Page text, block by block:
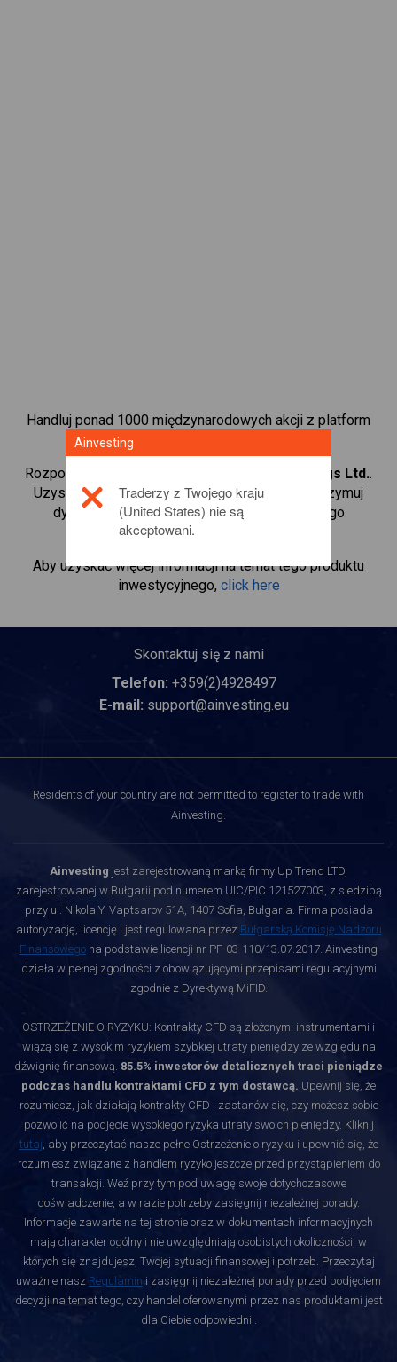
Handluj ponad 1000 międzynarodowych akcji z platform
handlową CFD od Ainvesting.
Rozpocznij handel kontraktami CFD w
Nu Holdings Ltd..
Uzyskaj notowania w czasie rzeczywistym i otrzymuj
dywidendy tak, jak w przypadku rzeczywistego
posiadania akcji.
Aby uzyskać więcej informacji na temat tego produktu
inwestycyjnego, click here
Skontaktuj się z nami
Telefon: +359(2)4928497
E-mail: support@ainvesting.eu
Residents of your country are not permitted to register to trade with
Ainvesting.
Ainvesting jest zarejestrowaną marką firmy Up Trend LTD,
zarejestrowanej w Bułgarii pod numerem UIC/PIC 121527003, z siedzibą
przy ul. Nikola Y. Vaptsarov 51A, 1407 Sofia, Bułgaria. Firma posiada
autoryzację, licencję i jest regulowana przez Bułgarską Komisję Nadzoru
Finansowego na podstawie licencji nr РГ-03-110/13.07.2017. Ainvesting
działa w pełnej zgodności z obowiązującymi przepisami regulacyjnymi
zgodnie z Dyrektywą MiFID.
OSTRZEŻENIE O RYZYKU: Kontrakty CFD są złożonymi instrumentami i
wiążą się z wysokim ryzykiem szybkiej utraty pieniędzy ze względu na
dźwignię finansową. 85.5% inwestorów detalicznych traci pieniądze
podczas handlu kontraktami CFD z tym dostawcą. Upewnij się, że
rozumiesz, jak działają kontrakty CFD i zastanów się, czy możesz sobie
pozwolić na podjęcie wysokiego ryzyka utraty swoich pieniędzy. Kliknij
tutaj, aby przeczytać nasze pełne Ostrzeżenie o ryzyku i upewnić się, że
rozumiesz związane z handlem ryzyko jeszcze przed przystąpieniem do
transakcji. Weź przy tym pod uwagę swoje dotychczasowe
doświadczenie, a w razie potrzeby zasięgnij niezależnej porady.
Informacje zawarte na tej stronie oraz w dokumentach informacyjnych
mają charakter ogólny i nie uwzględniają osobistych okoliczności, w
których się znajdujesz, Twojej sytuacji finansowej i potrzeb. Przeczytaj
uważnie nasz Regulamin i zasięgnij niezależnej porady przed podjęciem
decyzji na temat tego, czy handel oferowanymi przez nas produktami jest
dla Ciebie odpowiedni..
Ainvesting
Traderzy z Twojego kraju
(United States) nie są
akceptowani.